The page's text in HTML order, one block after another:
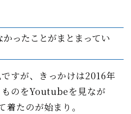
ったことがまとまってい
すが、きっかけは2016年
のをYoutubeを見なが
着たのが始まり。